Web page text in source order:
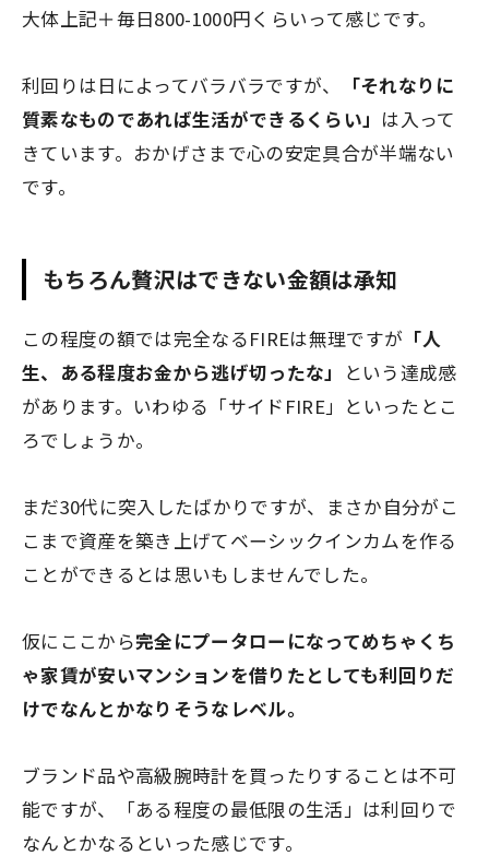
大体上記＋毎日800-1000円くらいって感じです。
利回りは日によってバラバラですが、
「それなりに
質素なものであれば生活ができるくらい」 は入って
きています。おかげさまで心の安定具合が半端ない
です。
もちろん贅沢はできない金額は承知
この程度の額では完全なるFIREは無理ですが 「人
生、ある程度お金から逃げ切ったな」
という達成感
があります。いわゆる「サイドFIRE」といったとこ
ろでしょうか。
まだ30代に突入したばかりですが、まさか自分がこ
こまで資産を築き上げてベーシックインカムを作る
ことができるとは思いもしませんでした。
仮にここから完全にプータローになってめちゃくち
ゃ家賃が安いマンションを借りたとしても利回りだ
けでなんとかなりそうなレベル。
ブランド品や高級腕時計を買ったりすることは不可
能ですが、「ある程度の最低限の生活」は利回りで
なんとかなるといった感じです。